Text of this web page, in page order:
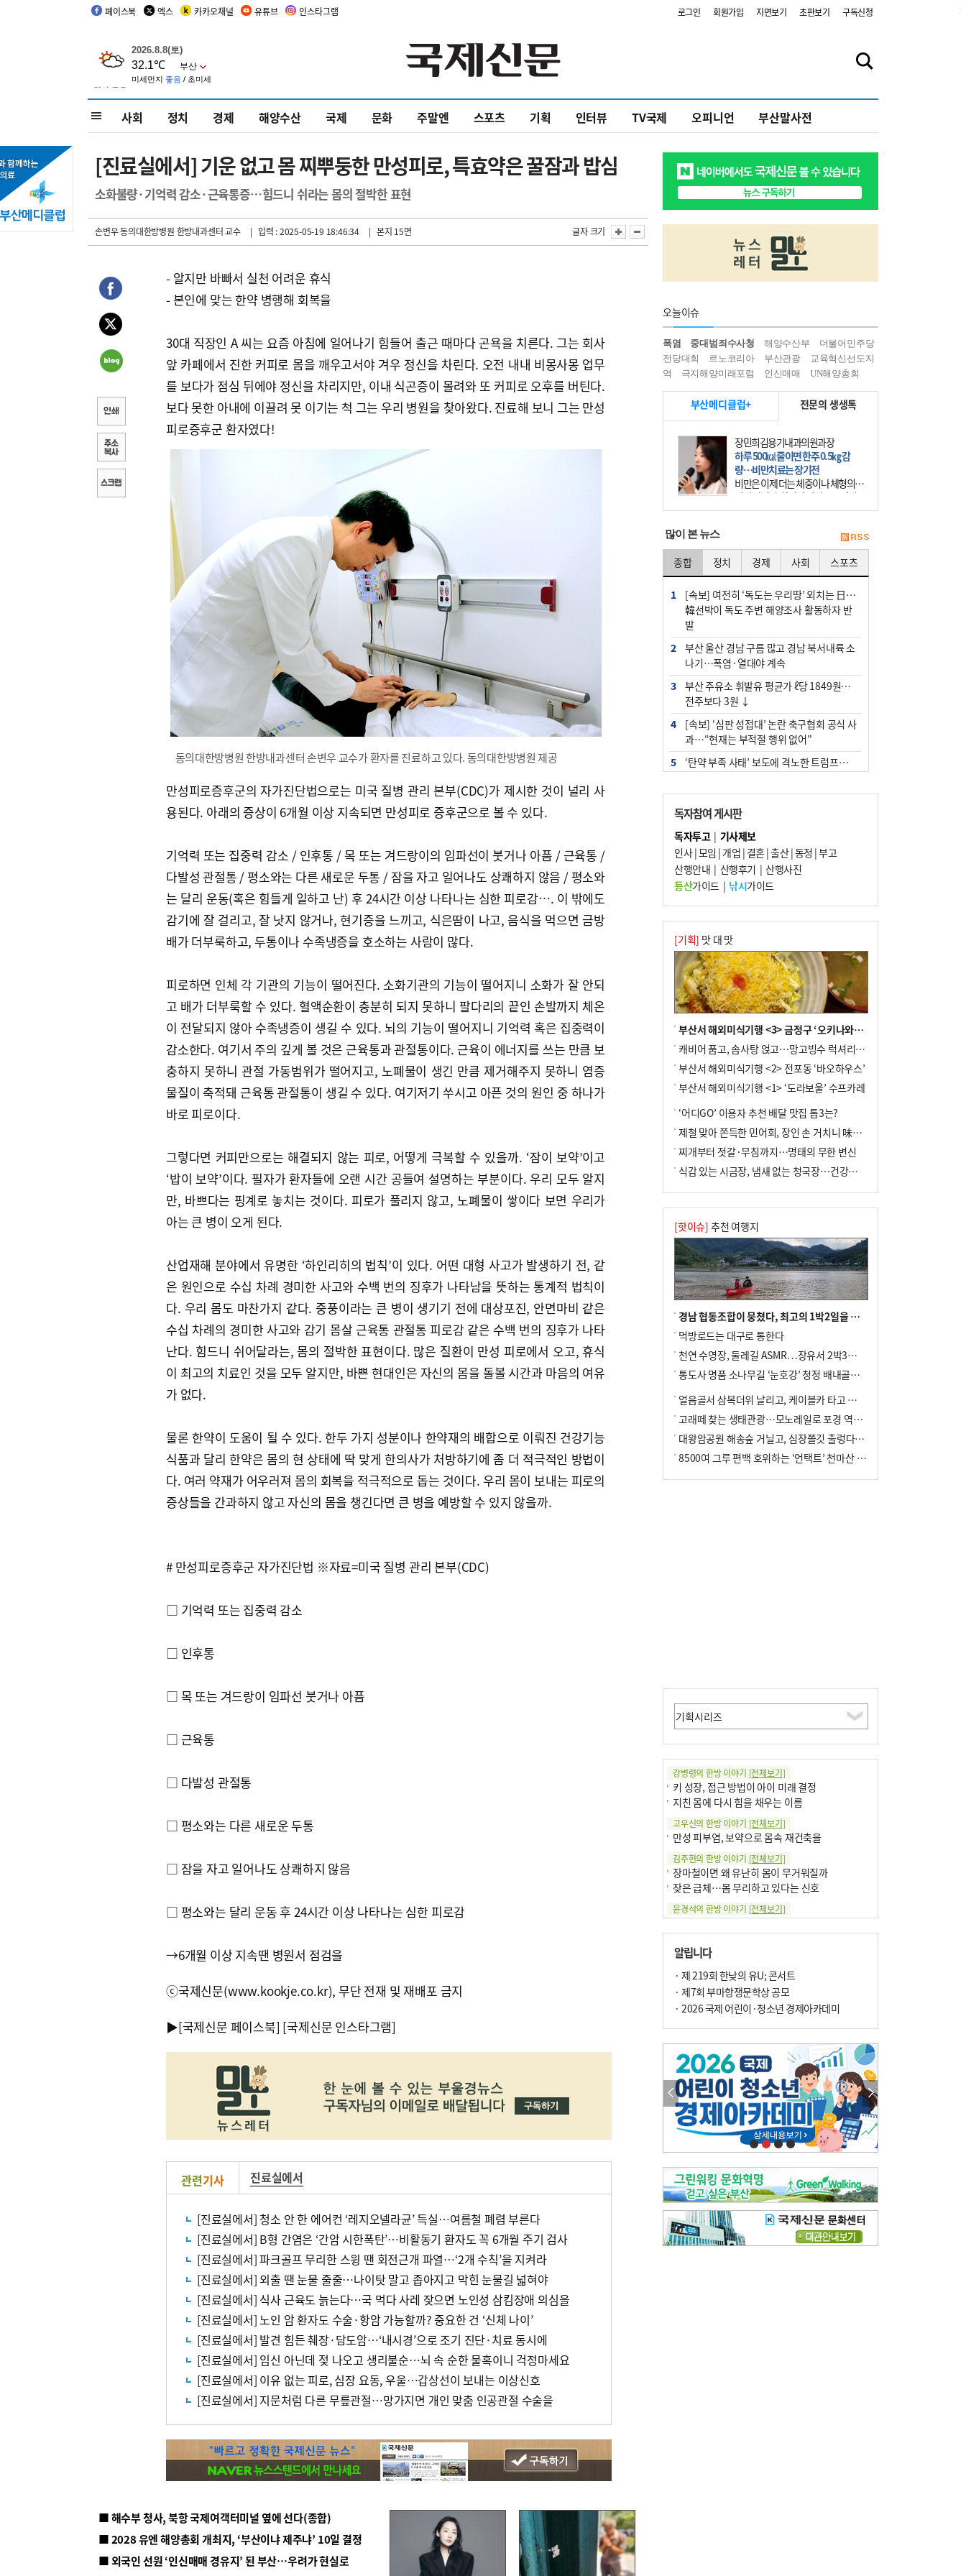
페이스북 엑스 카카오채널 유튜브 인스타그램 로그인 회원가입 지면보기 초판보기 구독신청
사회 정치 경제 해양수산 국제 문화 주말엔 스포츠 기획 인터뷰 TV국제 오피니언 부산말사전
[진료실에서] 기운 없고 몸 찌뿌둥한 만성피로, 특효약은 꿀잠과 밥심
소화불량·기억력 감소·근육통증…힘드니 쉬라는 몸의 절박한 표현
손변우 동의대한방병원 한방내과센터 교수 | 입력 : 2025-05-19 18:46:34 | 본지 15면 글자 크기
- 알지만 바빠서 실천 어려운 휴식
- 본인에 맞는 한약 병행해 회복을
30대 직장인 A 씨는 요즘 아침에 일어나기 힘들어 출근 때마다 곤욕을 치른다. 그는 회사
앞 카페에서 진한 커피로 몸을 깨우고서야 겨우 정신을 차린다. 오전 내내 비몽사몽 업무
를 보다가 점심 뒤에야 정신을 차리지만, 이내 식곤증이 몰려와 또 커피로 오후를 버틴다.
보다 못한 아내에 이끌려 못 이기는 척 그는 우리 병원을 찾아왔다. 진료해 보니 그는 만성
피로증후군 환자였다!
동의대한방병원 한방내과센터 손변우 교수가 환자를 진료하고 있다. 동의대한방병원 제공
만성피로증후군의 자가진단법으로는 미국 질병 관리 본부(CDC)가 제시한 것이 널리 사
용된다. 아래의 증상이 6개월 이상 지속되면 만성피로 증후군으로 볼 수 있다.
기억력 또는 집중력 감소 / 인후통 / 목 또는 겨드랑이의 임파선이 붓거나 아픔 / 근육통 /
다발성 관절통 / 평소와는 다른 새로운 두통 / 잠을 자고 일어나도 상쾌하지 않음 / 평소와
는 달리 운동(혹은 힘들게 일하고 난) 후 24시간 이상 나타나는 심한 피로감…. 이 밖에도
감기에 잘 걸리고, 잘 낫지 않거나, 현기증을 느끼고, 식은땀이 나고, 음식을 먹으면 금방
배가 더부룩하고, 두통이나 수족냉증을 호소하는 사람이 많다.
피로하면 인체 각 기관의 기능이 떨어진다. 소화기관의 기능이 떨어지니 소화가 잘 안되
고 배가 더부룩할 수 있다. 혈액순환이 충분히 되지 못하니 팔다리의 끝인 손발까지 체온
이 전달되지 않아 수족냉증이 생길 수 있다. 뇌의 기능이 떨어지니 기억력 혹은 집중력이
감소한다. 여기서 주의 깊게 볼 것은 근육통과 관절통이다. 근육이 에너지를 쓰는 만큼 보
충하지 못하니 관절 가동범위가 떨어지고, 노폐물이 생긴 만큼 제거해주지 못하니 염증
물질이 축적돼 근육통 관절통이 생길 수 있다. 여기저기 쑤시고 아픈 것의 원인 중 하나가
바로 피로이다.
그렇다면 커피만으로는 해결되지 않는 피로, 어떻게 극복할 수 있을까. ‘잠이 보약’이고
‘밥이 보약’이다. 필자가 환자들에 오랜 시간 공들여 설명하는 부분이다. 우리 모두 알지
만, 바쁘다는 핑계로 놓치는 것이다. 피로가 풀리지 않고, 노폐물이 쌓이다 보면 우리가
아는 큰 병이 오게 된다.
산업재해 분야에서 유명한 ‘하인리히의 법칙’이 있다. 어떤 대형 사고가 발생하기 전, 같
은 원인으로 수십 차례 경미한 사고와 수백 번의 징후가 나타남을 뜻하는 통계적 법칙이
다. 우리 몸도 마찬가지 같다. 중풍이라는 큰 병이 생기기 전에 대상포진, 안면마비 같은
수십 차례의 경미한 사고와 감기 몸살 근육통 관절통 피로감 같은 수백 번의 징후가 나타
난다. 힘드니 쉬어달라는, 몸의 절박한 표현이다. 많은 질환이 만성 피로에서 오고, 휴식
이 최고의 치료인 것을 모두 알지만, 바쁜 현대인은 자신의 몸을 돌볼 시간과 마음의 여유
가 없다.
물론 한약이 도움이 될 수 있다. 한두 가지 성분이나 한약재의 배합으로 이뤄진 건강기능
식품과 달리 한약은 몸의 현 상태에 딱 맞게 한의사가 처방하기에 좀 더 적극적인 방법이
다. 여러 약재가 어우러져 몸의 회복을 적극적으로 돕는 것이다. 우리 몸이 보내는 피로의
증상들을 간과하지 않고 자신의 몸을 챙긴다면 큰 병을 예방할 수 있지 않을까.
# 만성피로증후군 자가진단법 ※자료=미국 질병 관리 본부(CDC)
□ 기억력 또는 집중력 감소
□ 인후통
□ 목 또는 겨드랑이 임파선 붓거나 아픔
□ 근육통
□ 다발성 관절통
□ 평소와는 다른 새로운 두통
□ 잠을 자고 일어나도 상쾌하지 않음
□ 평소와는 달리 운동 후 24시간 이상 나타나는 심한 피로감
→6개월 이상 지속땐 병원서 점검을
ⓒ국제신문(www.kookje.co.kr), 무단 전재 및 재배포 금지
▶[국제신문 페이스북] [국제신문 인스타그램]
관련기사 진료실에서
[진료실에서] 청소 안 한 에어컨 ‘레지오넬라균’ 득실…여름철 폐렴 부른다
[진료실에서] B형 간염은 ‘간암 시한폭탄’…비활동기 환자도 꼭 6개월 주기 검사
[진료실에서] 파크골프 무리한 스윙 땐 회전근개 파열…‘2개 수칙’을 지켜라
[진료실에서] 외출 땐 눈물 줄줄…나이탓 말고 좁아지고 막힌 눈물길 넓혀야
[진료실에서] 식사 근육도 늙는다…국 먹다 사레 잦으면 노인성 삼킴장애 의심을
[진료실에서] 노인 암 환자도 수술·항암 가능할까? 중요한 건 ‘신체 나이’
[진료실에서] 발견 힘든 췌장·담도암…‘내시경’으로 조기 진단·치료 동시에
[진료실에서] 임신 아닌데 젖 나오고 생리불순…뇌 속 순한 물혹이니 걱정마세요
[진료실에서] 이유 없는 피로, 심장 요동, 우울…갑상선이 보내는 이상신호
[진료실에서] 지문처럼 다른 무릎관절…망가지면 개인 맞춤 인공관절 수술을
■ 해수부 청사, 북항 국제여객터미널 옆에 선다(종합)
■ 2028 유엔 해양총회 개최지, ‘부산이냐 제주냐’ 10일 결정
■ 외국인 선원 ‘인신매매 경유지’ 된 부산…우려가 현실로
오늘이슈
폭염 중대범죄수사청 해양수산부
더불어민주당
전당대회
르노코리아 부산관광
교육혁신선도지
역
극지해양미래포럼 인신매매 UN해양총회
부산메디클럽+ 전문의 생생톡
장민희김용기내과의원과장
하루 500㎉ 줄이면 한주 0.5㎏ 감
량…비만치료는 장기전
비만은 이제 더는 체중이나 체형의 문
제가 아니다. 하나의 질병으로 인지
하고 치료와 관리를 해야 한다. 세계
많이 본 뉴스
종합 정치 경제 사회 스포츠
1
[속보] 여전히 ‘독도는 우리땅’ 외치는 日…
韓선박이 독도 주변 해양조사 활동하자 반
발
2
부산 울산 경남 구름 많고 경남 북서내륙 소
나기…폭염·열대야 계속
3
부산 주유소 휘발유 평균가 ℓ당 1849원…
전주보다 3원 ↓
4
[속보] ‘심판 성접대’ 논란 축구협회 공식 사
과…“현재는 부적절 행위 없어”
5
‘탄약 부족 사태’ 보도에 격노한 트럼프…
전닉스 ETF 이후 발생"
7
[속보]‘尹 탄핵 반대’ 세계로교회 손현보,
백악관서 트럼프 접견
8
서울 중랑구서 흉기 난동…60대 남성 2명
사망
10 입추 지났지만 푹푹 찐다…온열질환자 10
년 만에 3배
독자참여 게시판
독자투고| 기사제보
인사|모임 | 개업 | 결혼|출산|동정 |부고
산행안내 | 산행후기 | 산행사진
등산가이드| 낚시가이드
[기획] 맛 대 맛
부산서 해외미식기행 <3> 금정구 ‘오키나와키친’
캐비어 품고, 솜사탕 얹고…망고빙수 럭셔리한 진화
부산서 해외미식기행 <2> 전포동 ‘바오하우스’
부산서 해외미식기행 <1> ‘도라보울’ 수프카레
‘어디GO’ 이용자 추천 배달 맛집 톱3는?
제철 맞아 쫀득한 민어회, 장인 손 거치니 味친 한상
찌개부터 젓갈·무침까지…명태의 무한 변신
식감 있는 시금장, 냄새 없는 청국장…건강한 발효 밥상
[핫이슈] 추천 여행지
경남 협동조합이 뭉쳤다, 최고의 1박2일을 위해
먹방로드는 대구로 통한다
천연 수영장, 둘레길 ASMR…장유서 2박3일 소확행
통도사 명품 소나무길 ‘눈호강’ 청정 배내골서 더위 싹
얼음골서 삼복더위 날리고, 케이블카 타고 신선놀음
고래떼 찾는 생태관광…모노레일로 포경 역사여행
대왕암공원 해송숲 거닐고, 심장쫄깃 출렁다리 건너봐
8500여 그루 편백 호위하는 ‘언택트’ 천마산 산림욕장
강병령의 한방 이야기 [전체보기]
키 성장, 접근 방법이 아이 미래 결정
지친 몸에 다시 힘을 채우는 이름
고우신의 한방 이야기 [전체보기]
만성 피부염, 보약으로 몸속 재건축을
김주현의 한방 이야기 [전체보기]
장마철이면 왜 유난히 몸이 무거워질까
잦은 급체…몸 무리하고 있다는 신호
윤경석의 한방 이야기 [전체보기]
땀 멈추려 하지 말고 원인부터 찾아야
손 떨림, 늙음 증거일까 질병 신호일까
윤화정의 한방 이야기
냉기 직접 닿으면 ‘구안와사’ 위험
의료 다이제스트[전체보기]
환자경험평가 지역 1위·전국 2위 外
이유림의 한방 이야기[전체보기]
한방치료, 통증 관리의 새 해법
정영자 시민기자의 웰니스 [전체보기]
습한 여름…몸 깨우는 ‘순환 처방전’
자연·쉼에서 찾는 ‘웰니스 처방전’
조성우의 한방 이야기[전체보기]
봄의 설렘보다 먼저 내 몸의 달램
진료실에서[전체보기]
B형 간염은 ‘간암 시한폭탄’…비활동기 환자도 꼭 6개월 주기 검사
최수지의 한방 이야기 [전체보기]
‘생리 안 해서 편하다’는 위험한 착각
알립니다
· 제 219회 한낮의 유U; 콘서트
· 제7회 부마항쟁문학상 공모
· 2026 국제 어린이·청소년 경제아카데미